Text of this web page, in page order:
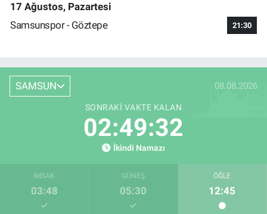
17 Ağustos, Pazartesi
Samsunspor - Göztepe
21:30
SAMSUN 08.08.2026
SONRAKI VAKTE KALAN
02:49:31
İkindi Namazı
İMSAK
03:48
GÜNEŞ
05:30
ÖĞLE
12:45